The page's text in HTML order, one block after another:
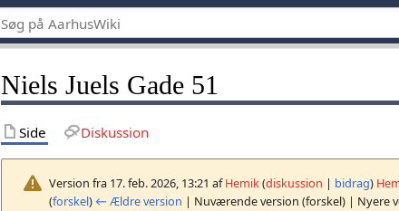
Niels Juels Gade 51
Side Diskussion
Version fra 17. feb. 2026, 13:21 afHemik(diskussion | bidrag)
(forskel) ← Ældre version | Nuværende version (forskel) | Nyere